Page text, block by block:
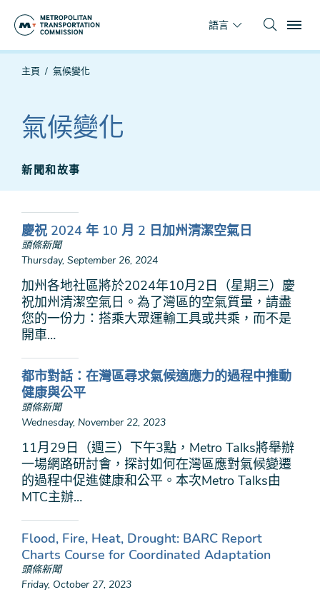
語言
你
裡
主頁 氣候變化
氣候變化
新聞和故事
慶祝 2024 年 10 月 2 日加州清潔空氣日
頭條新聞
Thursday, September 26, 2024
加州各地社區將於2024年10月2日（星期三）慶
祝加州清潔空氣日。為了灣區的空氣質量，請盡
您的一份力：搭乘大眾運輸工具或共乘，而不是
開車…
都市對話：在灣區尋求氣候適應力的過程中推動
健康與公平
頭條新聞
Wednesday, November 22, 2023
11月29日（週三）下午3點，Metro Talks將舉辦
一場網路研討會，探討如何在灣區應對氣候變遷
的過程中促進健康和公平。本次Metro Talks由
MTC主辦…
Flood, Fire, Heat, Drought: BARC Report
Charts Course for Coordinated Adaptation
頭條新聞
Friday, October 27, 2023